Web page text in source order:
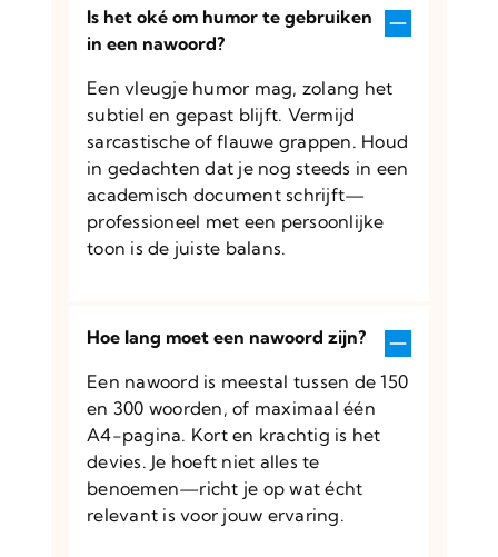
Is het oké om humor te gebruiken
in een nawoord?
Een vleugje humor mag, zolang het
subtiel en gepast blijft. Vermijd
sarcastische of flauwe grappen. Houd
in gedachten dat je nog steeds in een
academisch document schrijft—
professioneel met een persoonlijke
toon is de juiste balans.
Hoe lang moet een nawoord zijn?
Een nawoord is meestal tussen de 150
en 300 woorden, of maximaal één
A4-pagina. Kort en krachtig is het
devies. Je hoeft niet alles te
benoemen—richt je op wat écht
relevant is voor jouw ervaring.